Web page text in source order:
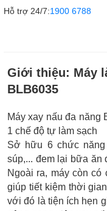
Hỗ trợ 24/7:1900 6788
Giới thiệu: Máy
BLB6035
Máy xay nấu đa năng
1 chế độ tự làm sạch
Sở hữu 6 chức
súp,... đem lại bữa ăn
Ngoài ra, máy còn
giúp tiết kiệm thời
với đó là tiện ích hẹn